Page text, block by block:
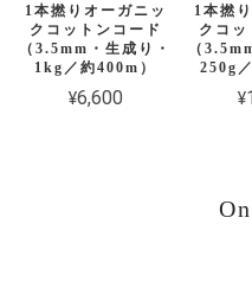
1本撚りオーガニッ
クコットンコード
（3.5mm・生成り・
1kg／約400m）
¥6,600
1本撚
クコッ
（
250g